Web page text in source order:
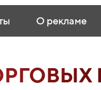
О рекламе